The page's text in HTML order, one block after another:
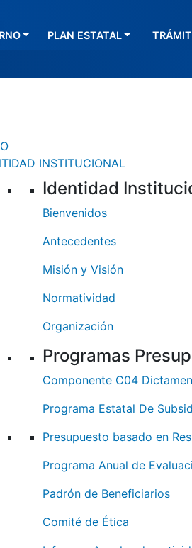
principal
PLAN ESTATAL
INSTITUCIONAL
Identidad
Bienvenidos
Antecedentes
Misión y Visión
Normatividad
Organización
Programas
Componente C04
Programa Estatal De
Presupuesto basado en
Programa Anual de
Padrón de Beneficiarios
Comité de Ética